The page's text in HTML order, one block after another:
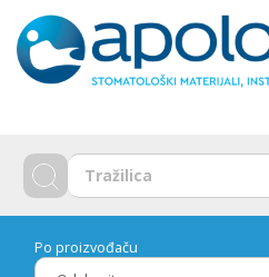
Po proizvođaču